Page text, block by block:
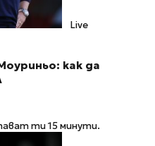
Live
как да
ти 15 минути.